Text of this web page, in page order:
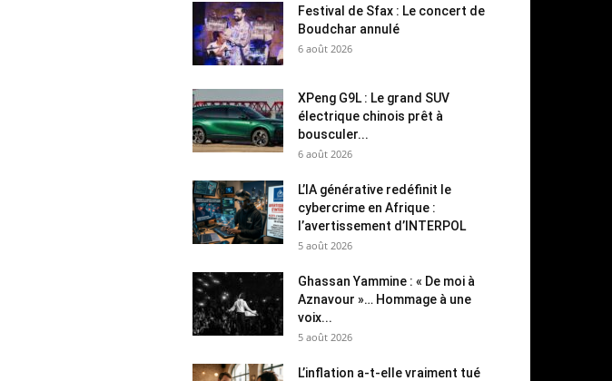
Festival de Sfax : Le concert de
Boudchar annulé
6 août 2026
XPeng G9L : Le grand SUV
électrique chinois prêt à
bousculer...
6 août 2026
L’IA générative redéfinit le
cybercrime en Afrique :
l’avertissement d’INTERPOL
5 août 2026
Ghassan Yammine : « De moi à
Aznavour »… Hommage à une
voix...
5 août 2026
L’inflation a-t-elle vraiment tué